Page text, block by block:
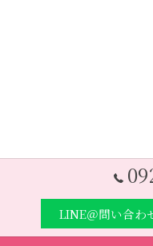
LINE＠問い合わ